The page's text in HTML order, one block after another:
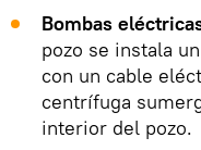
Bombas
pozo se instala
con un cable
centrífuga
interior del pozo.